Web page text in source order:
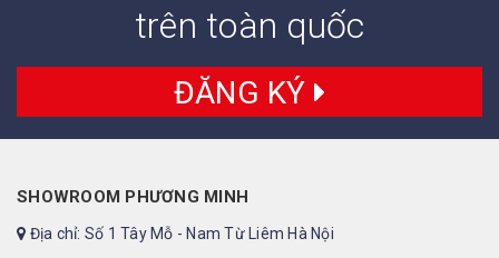
trên toàn quốc
ĐĂNG KÝ
SHOWROOM PHƯƠNG MINH
Địa chỉ: Số 1 Tây Mỗ - Nam Từ Liêm Hà Nội